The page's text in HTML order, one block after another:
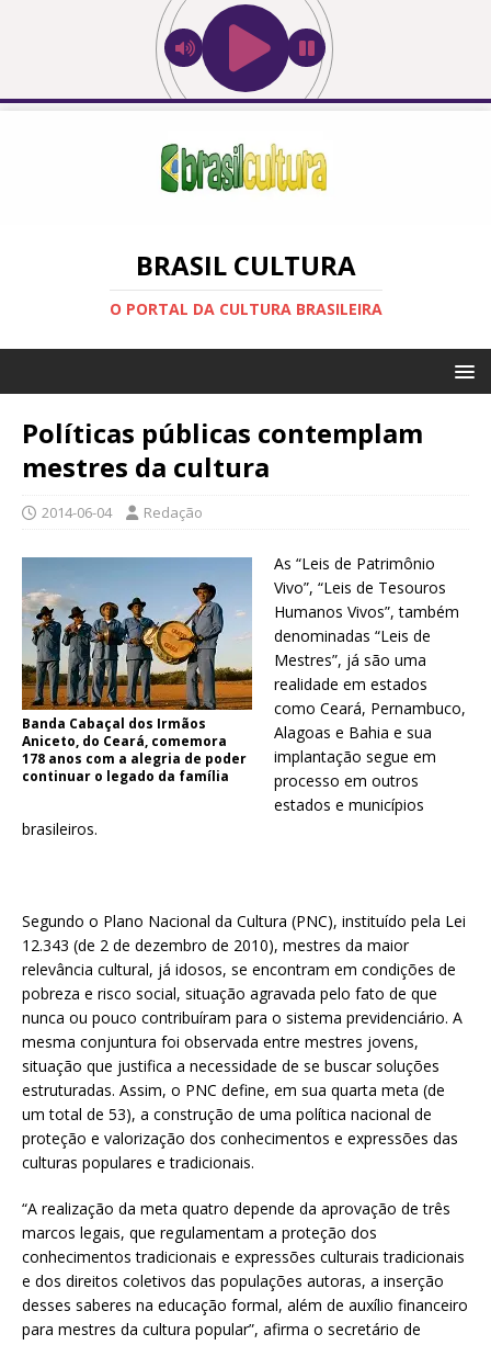
BRASIL CULTURA
O PORTAL DA CULTURA BRASILEIRA
Políticas públicas contemplam
mestres da cultura
2014-06-04 Redação
Banda Cabaçal dos Irmãos
Aniceto, do Ceará, comemora
178 anos com a alegria de poder
continuar o legado da família
As “Leis de Patrimônio
Vivo”, “Leis de Tesouros
Humanos Vivos”, também
denominadas “Leis de
Mestres”, já são uma
realidade em estados
como Ceará, Pernambuco,
Alagoas e Bahia e sua
implantação segue em
processo em outros
estados e municípios
brasileiros.
Segundo o Plano Nacional da Cultura (PNC), instituído pela Lei
12.343 (de 2 de dezembro de 2010), mestres da maior
relevância cultural, já idosos, se encontram em condições de
pobreza e risco social, situação agravada pelo fato de que
nunca ou pouco contribuíram para o sistema previdenciário. A
mesma conjuntura foi observada entre mestres jovens,
situação que justifica a necessidade de se buscar soluções
estruturadas. Assim, o PNC define, em sua quarta meta (de
um total de 53), a construção de uma política nacional de
proteção e valorização dos conhecimentos e expressões das
culturas populares e tradicionais.
“A realização da meta quatro depende da aprovação de três
marcos legais, que regulamentam a proteção dos
conhecimentos tradicionais e expressões culturais tradicionais
e dos direitos coletivos das populações autoras, a inserção
desses saberes na educação formal, além de auxílio financeiro
para mestres da cultura popular”, afirma o secretário de